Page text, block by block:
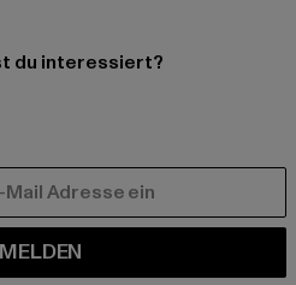
du interessiert?